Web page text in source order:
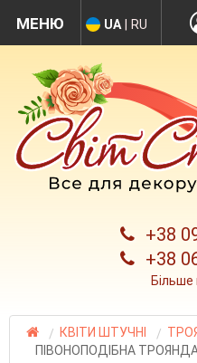
+38
+38
Більше
UA RU
КВІТИ ШТУЧНІ
ПІВОНОПОДІБНА